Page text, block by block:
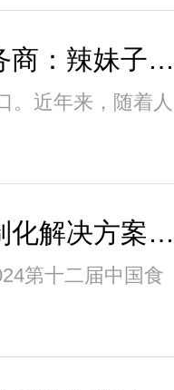
辣味解决方案服务商：辣妹子商业新模式驱动
。近年来，随着人
辣妹子携辣味定制化解决方案闪耀良之隆，掀
第十二届中国食